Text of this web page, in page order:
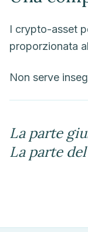
I crypto-asset
proporzionata
Non serve
La parte
La parte